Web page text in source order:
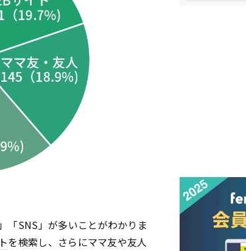
「SNS」が多いことがわかりま
を検索し、さらにママ友や友人